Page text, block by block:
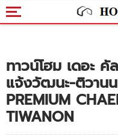
ทาวน์โฮม เดอะ คั
แจ้งวัฒนะ-ติวาน
PREMIUM
TIWANON